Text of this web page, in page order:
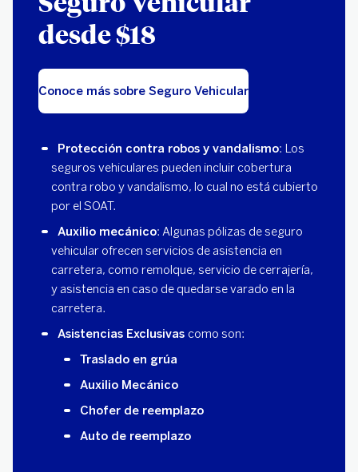
desde $18
Conoce más sobre Seguro Vehicular
Protección contra robos y vandalismo: Los
seguros vehiculares pueden incluir cobertura
contra robo y vandalismo, lo cual no está cubierto
por el SOAT.
Auxilio mecánico: Algunas pólizas de seguro
vehicular ofrecen servicios de asistencia en
carretera, como remolque, servicio de cerrajería,
y asistencia en caso de quedarse varado en la
carretera.
Asistencias Exclusivas como son:
Traslado en grúa
Auxilio Mecánico
Chofer de reemplazo
Auto de reemplazo